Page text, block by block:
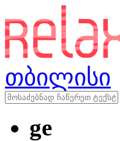
თბილისი
ge